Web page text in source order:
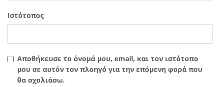
Ιστότοπος
Αποθήκευσε το όνομά μου, email, και τον ιστότοπο
μου σε αυτόν τον πλοηγό για την επόμενη φορά που
θα σχολιάσω.